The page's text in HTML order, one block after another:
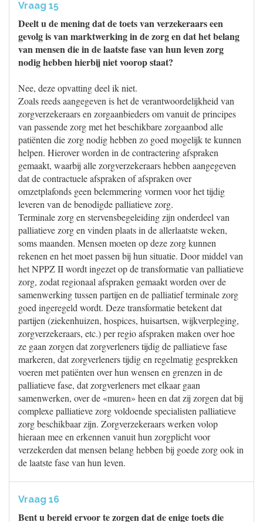
Vraag 15
Deelt u de mening dat de toets van verzekeraars een
gevolg is van marktwerking in de zorg en dat het belang
van mensen die in de laatste fase van hun leven zorg
nodig hebben hierbij niet voorop staat?
Nee, deze opvatting deel ik niet.
Zoals reeds aangegeven is het de verantwoordelijkheid van
zorgverzekeraars en zorgaanbieders om vanuit de principes
van passende zorg met het beschikbare zorgaanbod alle
patiënten die zorg nodig hebben zo goed mogelijk te kunnen
helpen. Hierover worden in de contractering afspraken
gemaakt, waarbij alle zorgverzekeraars hebben aangegeven
dat de contractuele afspraken of afspraken over
omzetplafonds geen belemmering vormen voor het tijdig
leveren van de benodigde palliatieve zorg.
Terminale zorg en stervensbegeleiding zijn onderdeel van
palliatieve zorg en vinden plaats in de allerlaatste weken,
soms maanden. Mensen moeten op deze zorg kunnen
rekenen en het moet passen bij hun situatie. Door middel van
het NPPZ II wordt ingezet op de transformatie van palliatieve
zorg, zodat regionaal afspraken gemaakt worden over de
samenwerking tussen partijen en de palliatief terminale zorg
goed ingeregeld wordt. Deze transformatie betekent dat
partijen (ziekenhuizen, hospices, huisartsen, wijkverpleging,
zorgverzekeraars, etc.) per regio afspraken maken over hoe
ze gaan zorgen dat zorgverleners tijdig de palliatieve fase
markeren, dat zorgverleners tijdig en regelmatig gesprekken
voeren met patiënten over hun wensen en grenzen in de
palliatieve fase, dat zorgverleners met elkaar gaan
samenwerken, over de «muren» heen en dat zij zorgen dat bij
complexe palliatieve zorg voldoende specialisten palliatieve
zorg beschikbaar zijn. Zorgverzekeraars werken volop
hieraan mee en erkennen vanuit hun zorgplicht voor
verzekerden dat mensen belang hebben bij goede zorg ook in
de laatste fase van hun leven.
Vraag 16
Bent u bereid ervoor te zorgen dat de enige toets die